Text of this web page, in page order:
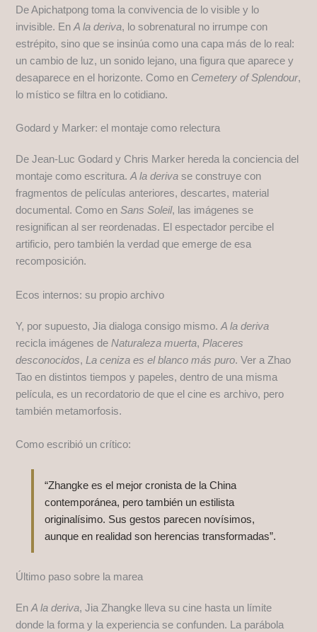
De Apichatpong toma la convivencia de lo visible y lo
invisible. EnA la deriva, lo sobrenatural no irrumpe con
estrépito, sino que se insinúa como una capa más de lo real:
un cambio de luz, un sonido lejano, una figura que aparece y
desaparece en el horizonte. Como en Cemetery of Splendour,
lo místico se filtra en lo cotidiano.
Godard y Marker: el montaje como relectura
De Jean-Luc Godard y Chris Marker hereda la conciencia del
montaje como escritura.A la deriva se construye con
fragmentos de películas anteriores, descartes, material
documental. Como enSans Soleil, las imágenes se
resignifican al ser reordenadas. El espectador percibe el
artificio, pero también la verdad que emerge de esa
recomposición.
Ecos internos: su propio archivo
Y, por supuesto, Jia dialoga consigo mismo.A la deriva
recicla imágenes deNaturaleza muerta,Placeres
desconocidos,La ceniza es el blanco más puro. Ver a Zhao
Tao en distintos tiempos y papeles, dentro de una misma
película, es un recordatorio de que el cine es archivo, pero
también metamorfosis.
Como escribió un crítico:
“Zhangke es el mejor cronista de la China
contemporánea, pero también un estilista
originalísimo. Sus gestos parecen novísimos,
aunque en realidad son herencias transformadas”.
Último paso sobre la marea
EnA la deriva, Jia Zhangke lleva su cine hasta un límite
donde la forma y la experiencia se confunden. La parábola